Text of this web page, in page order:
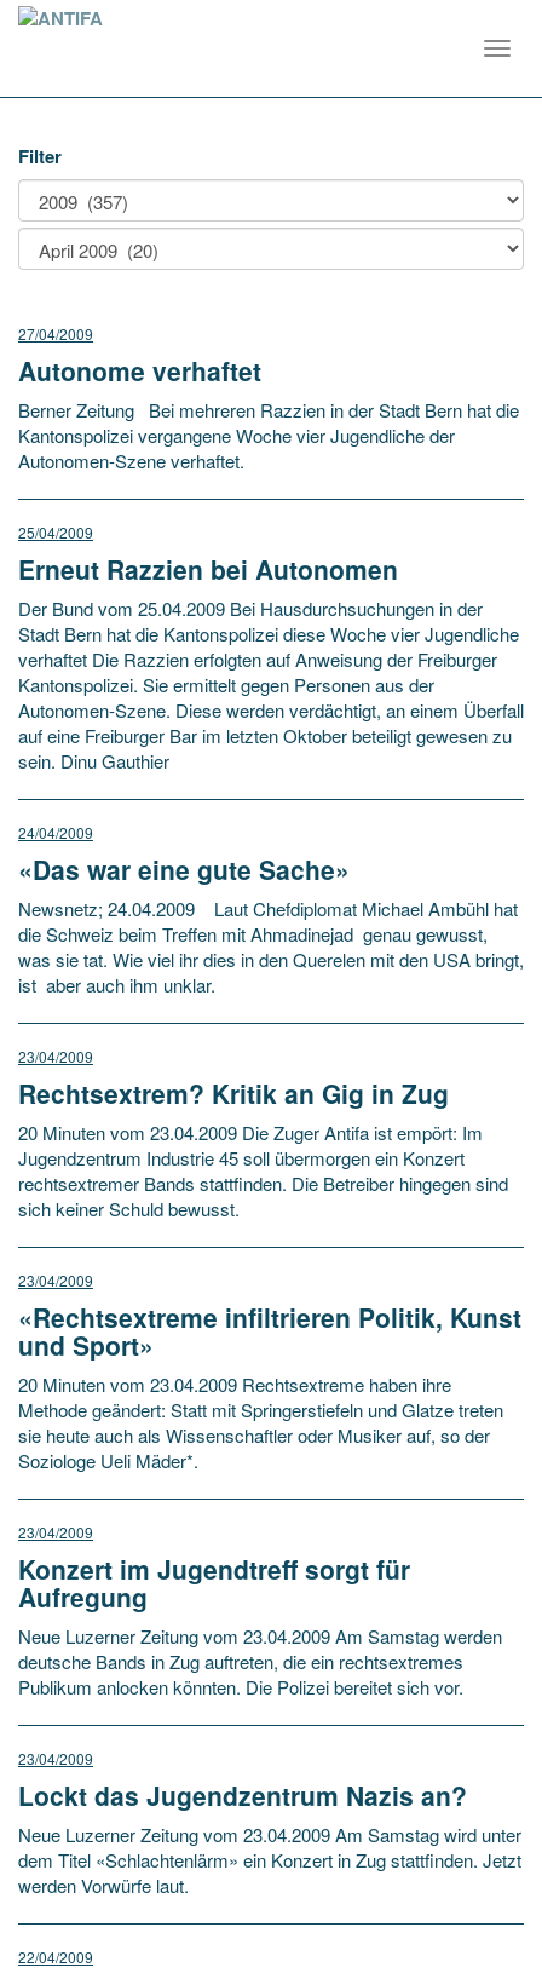
Filter
27/04/2009
Autonome verhaftet
Berner Zeitung Bei mehreren Razzien in der Stadt Bern hat die
Kantonspolizei vergangene Woche vier Jugendliche der
Autonomen-Szene verhaftet.
25/04/2009
Erneut Razzien bei Autonomen
Der Bund vom 25.04.2009 Bei Hausdurchsuchungen in der
Stadt Bern hat die Kantonspolizei diese Woche vier Jugendliche
verhaftet Die Razzien erfolgten auf Anweisung der Freiburger
Kantonspolizei. Sie ermittelt gegen Personen aus der
Autonomen-Szene. Diese werden verdächtigt, an einem Überfall
auf eine Freiburger Bar im letzten Oktober beteiligt gewesen zu
sein. Dinu Gauthier
24/04/2009
«Das war eine gute Sache»
Newsnetz; 24.04.2009 Laut Chefdiplomat Michael Ambühl hat
die Schweiz beim Treffen mit Ahmadinejad genau gewusst,
was sie tat. Wie viel ihr dies in den Querelen mit den USA bringt,
ist aber auch ihm unklar.
23/04/2009
Rechtsextrem? Kritik an Gig in Zug
20 Minuten vom 23.04.2009 Die Zuger Antifa ist empört: Im
Jugendzentrum Industrie 45 soll übermorgen ein Konzert
rechtsextremer Bands stattfinden. Die Betreiber hingegen sind
sich keiner Schuld bewusst.
23/04/2009
«Rechtsextreme infiltrieren Politik, Kunst
und Sport»
20 Minuten vom 23.04.2009 Rechtsextreme haben ihre
Methode geändert: Statt mit Springerstiefeln und Glatze treten
sie heute auch als Wissenschaftler oder Musiker auf, so der
Soziologe Ueli Mäder*.
23/04/2009
Konzert im Jugendtreff sorgt für
Aufregung
Neue Luzerner Zeitung vom 23.04.2009 Am Samstag werden
deutsche Bands in Zug auftreten, die ein rechtsextremes
Publikum anlocken könnten. Die Polizei bereitet sich vor.
23/04/2009
Lockt das Jugendzentrum Nazis an?
Neue Luzerner Zeitung vom 23.04.2009 Am Samstag wird unter
dem Titel «Schlachtenlärm» ein Konzert in Zug stattfinden. Jetzt
werden Vorwürfe laut.
22/04/2009